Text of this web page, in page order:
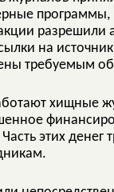
программы,
разрешили
на
требуемым
хищные
этих денег